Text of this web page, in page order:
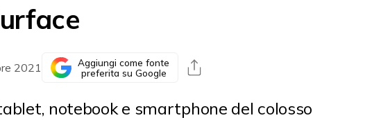
2021
Aggiungi come fonte
preferita su Google
notebook e smartphone del colosso